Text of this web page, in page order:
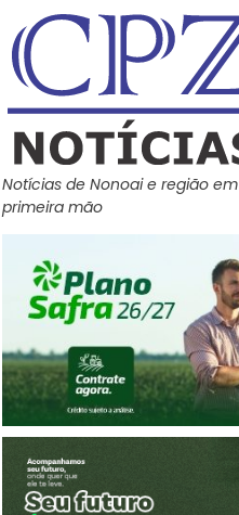
Notícias de Nonoai e região em
primeira mão